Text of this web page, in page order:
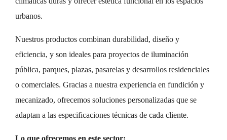
urbanos.
Nuestros productos combinan durabilidad, diseño y
eficiencia, y son ideales para proyectos de iluminación
pública, parques, plazas, pasarelas y desarrollos residenciales
o comerciales. Gracias a nuestra experiencia en fundición y
mecanizado, ofrecemos soluciones personalizadas que se
adaptan a las especificaciones técnicas de cada cliente.
Lo que ofrecemos en este sector: